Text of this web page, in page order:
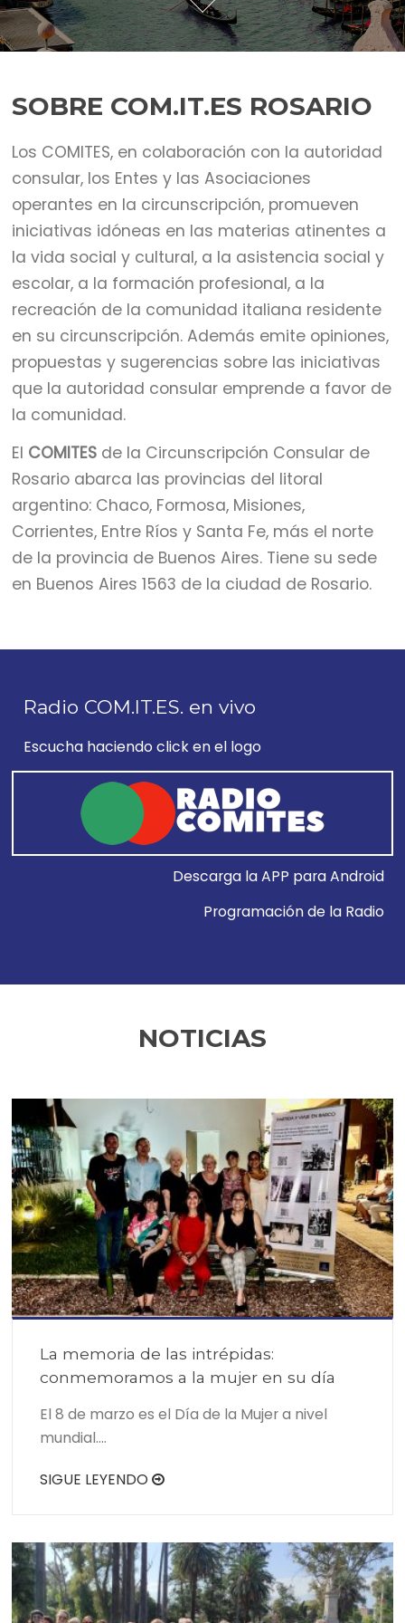
SOBRE COM.IT.ES ROSARIO
Los COMITES, en colaboración con la autoridad
consular, los Entes y las Asociaciones
operantes en la circunscripción, promueven
iniciativas idóneas en las materias atinentes a
la vida social y cultural, a la asistencia social y
escolar, a la formación profesional, a la
recreación de la comunidad italiana residente
en su circunscripción. Además emite opiniones,
propuestas y sugerencias sobre las iniciativas
que la autoridad consular emprende a favor de
la comunidad.
El COMITES de la Circunscripción Consular de
Rosario abarca las provincias del litoral
argentino: Chaco, Formosa, Misiones,
Corrientes, Entre Ríos y Santa Fe, más el norte
de la provincia de Buenos Aires. Tiene su sede
en Buenos Aires 1563 de la ciudad de Rosario.
Radio COM.IT.ES. en vivo
Escucha haciendo click en el logo
Descarga la APP para Android
Programación de la Radio
NOTICIAS
La memoria de las intrépidas:
conmemoramos a la mujer en su día
El 8 de marzo es el Día de la Mujer a nivel
mundial….
SIGUE LEYENDO